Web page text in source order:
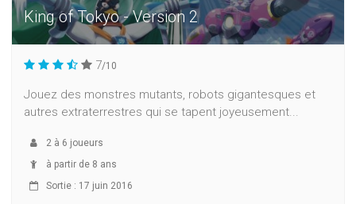
King of Tokyo - Version 2
7/10
Jouez des monstres mutants, robots gigantesques et
autres extraterrestres qui se tapent joyeusement...
2 à 6 joueurs
à partir de 8 ans
Sortie : 17 juin 2016